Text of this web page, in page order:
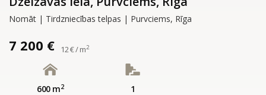
Nomāt | Tirdzniecības telpas | Purvciems, Rīga
7 200 € 12 € / m2
600 m2 1